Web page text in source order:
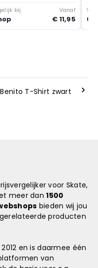
bij Vanaf
€ 11,95 0
T-Shirt zwart
voor Skate,
meer dan1500
bieden wij jou
producten
en is daarmee één
van